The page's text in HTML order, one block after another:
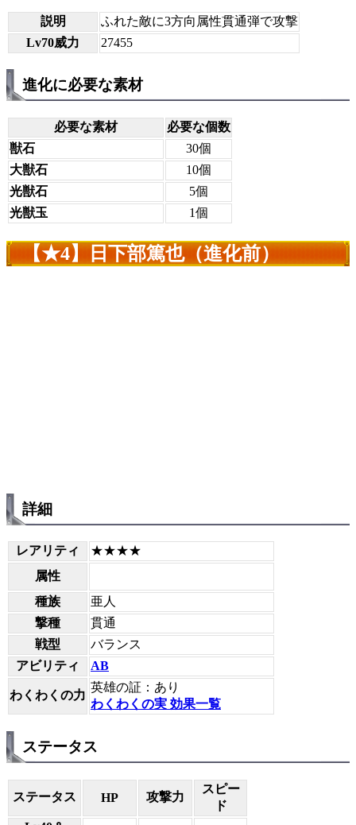
説明
ふれた敵に3方向属性貫通弾で攻撃
Lv70威力
27455
進化に必要な素材
必要な素材
必要な個数
獣石
30個
大獣石
10個
光獣石
5個
光獣玉
1個
【★4】日下部篤也（進化前）
詳細
レアリティ
★★★★
属性
種族
亜人
撃種
貫通
戦型
バランス
アビリティ
AB
わくわくの力
英雄の証：あり
わくわくの実 効果一覧
ステータス
ステータス HP 攻撃力
スピー
ド